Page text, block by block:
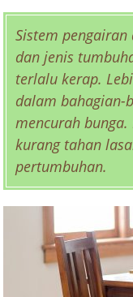
Sistem
dan jenis
terlalu kerap.
dalam bahagian-
mencurah
kurang tahan
pertumbuhan.